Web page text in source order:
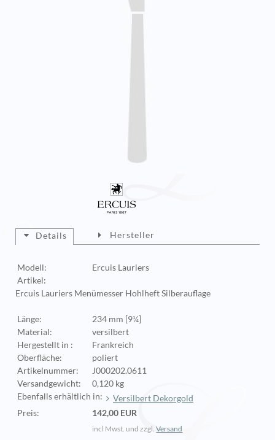
Details
Modell:
Ercuis Lauriers
Artikel:
Ercuis Lauriers Menümesser Hohlheft Silberauflage
Länge:
234 mm [9¼]
Material:
versilbert
Hergestellt in :
Frankreich
Oberfläche:
poliert
Artikelnummer:
J000202.0611
Versandgewicht:
0,120 kg
Ebenfalls erhältlich in:
Versilbert Dekorgold
Hersteller
Preis: 142,00 EUR
incl Mwst. und zzgl.Versand